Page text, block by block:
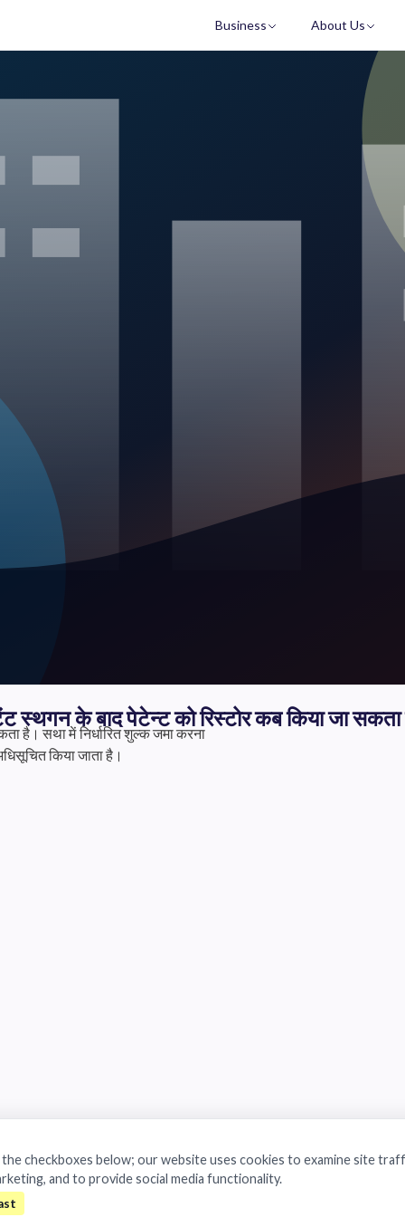
Business About Us
स्थगन के बाद पेटेन्ट को रिस्टोर कब किया जा सकता
है। सथा में निर्धारित शुल्क जमा करना
किया जाता है।
checkboxes below; our website uses cookies to examine site
and to provide social media functionality.